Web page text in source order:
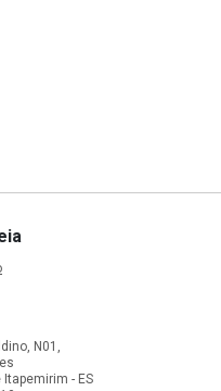
N01,
- ES